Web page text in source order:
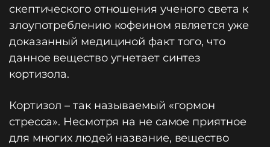
скептического отношения ученого света к
злоупотреблению кофеином является уже
доказанный медициной факт того, что
данное вещество угнетает синтез
кортизола.
Кортизол – так называемый «гормон
стресса». Несмотря на не самое приятное
для многих людей название, вещество